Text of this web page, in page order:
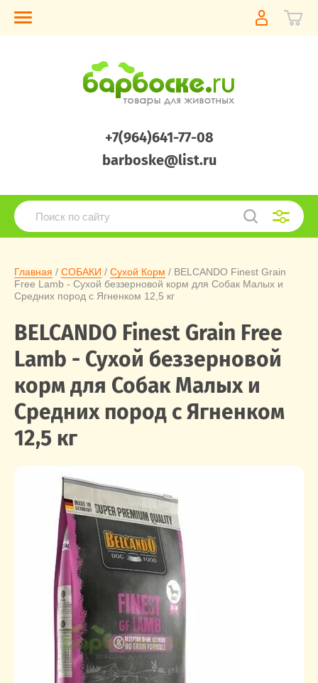
+7(964)641-77-08
barboske@list.ru
Главная / СОБАКИ / Сухой Корм / BELCANDO Finest Grain
Free Lamb - Сухой беззерновой корм для Собак Малых и
Средних пород с Ягненком 12,5 кг
BELCANDO Finest Grain Free
Lamb - Сухой беззерновой
корм для Собак Малых и
Средних пород с Ягненком
12,5 кг